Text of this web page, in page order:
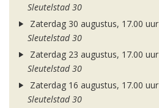
Sleutelstad 30
Zaterdag 30 augustus, 17.00 uur
Sleutelstad 30
Zaterdag 23 augustus, 17.00 uur
Sleutelstad 30
Zaterdag 16 augustus, 17.00 uur
Sleutelstad 30